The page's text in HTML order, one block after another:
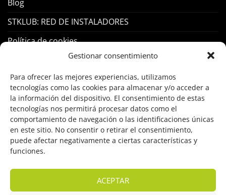
Gestionar consentimiento
Para ofrecer las mejores experiencias, utilizamos
tecnologías como las cookies para almacenar y/o acceder a
la información del dispositivo. El consentimiento de estas
tecnologías nos permitirá procesar datos como el
comportamiento de navegación o las identificaciones únicas
en este sitio. No consentir o retirar el consentimiento,
puede afectar negativamente a ciertas características y
funciones.
ACEPTAR
Blog
STKLUB: RED DE INSTALADORES
Política de cookies
Control Acceso
Hogar Inteligente
Incendio
Intrusión